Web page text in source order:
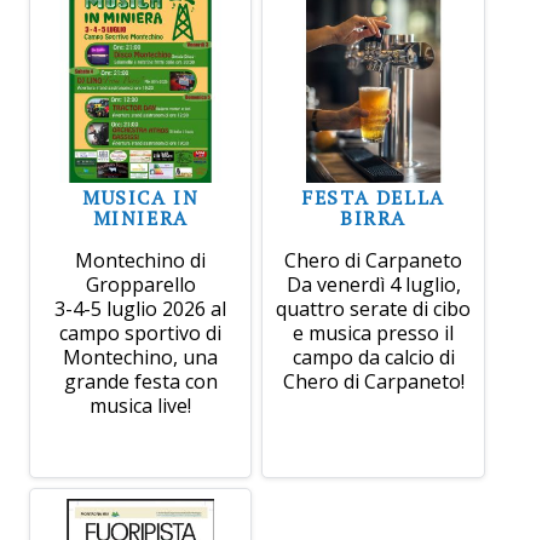
MUSICA IN
MINIERA
Montechino di
Gropparello
3-4-5 luglio 2026 al
campo sportivo di
Montechino, una
grande festa con
musica live!
FESTA DELLA
BIRRA
Chero di Carpaneto
Da venerdì 4 luglio,
quattro serate di cibo
e musica presso il
campo da calcio di
Chero di Carpaneto!